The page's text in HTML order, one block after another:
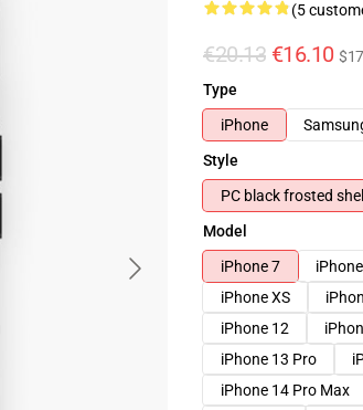
(5
€20.13 €16.10
Type
iPhone
Style
PC black frosted shell
Model
iPhone 7
iPhone XS
iPhone 12
iPhone 13 Pro
iPhone 14 Pro Max